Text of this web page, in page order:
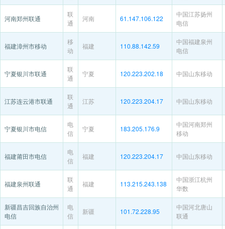
河南郑州联通
联
通
河南 61.147.106.122
中国江苏扬州
电信
福建漳州市移动
移
动
福建 110.88.142.59
中国福建泉州
电信
宁夏银川市联通
联
通
宁夏 120.223.202.18 中国山东移动
江苏连云港市联通
联
通
江苏 120.223.204.17 中国山东移动
宁夏银川市电信
电
信
宁夏 183.205.176.9
中国河南郑州
移动
福建莆田市电信
电
信
福建 120.223.204.17 中国山东移动
福建泉州联通
联
通
福建 113.215.243.138
中国浙江杭州
华数
新疆昌吉回族自治州
电信
电
信
新疆 101.72.228.95
中国河北唐山
联通